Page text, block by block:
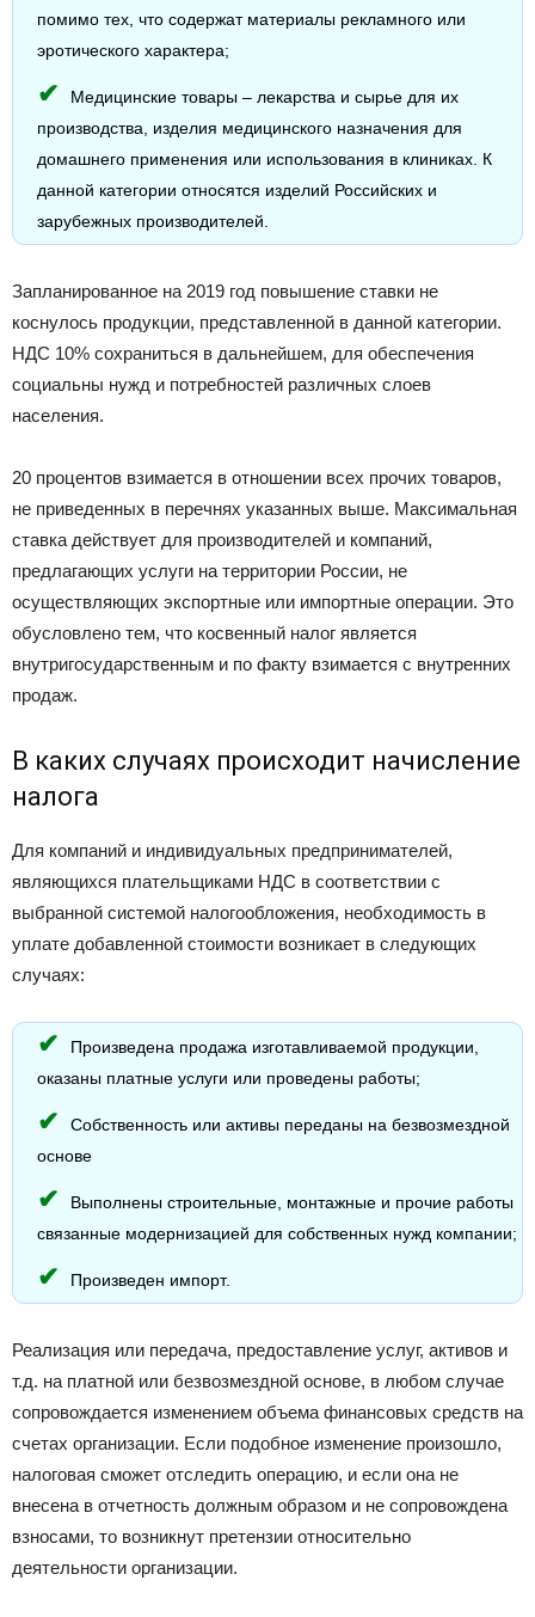
помимо тех, что содержат материалы рекламного или
эротического характера;
Медицинские товары – лекарства и сырье для их
производства, изделия медицинского назначения для
домашнего применения или использования в клиниках. К
данной категории относятся изделий Российских и
зарубежных производителей.
Запланированное на 2019 год повышение ставки не
коснулось продукции, представленной в данной категории.
НДС 10% сохраниться в дальнейшем, для обеспечения
социальны нужд и потребностей различных слоев
населения.
20 процентов взимается в отношении всех прочих товаров,
не приведенных в перечнях указанных выше. Максимальная
ставка действует для производителей и компаний,
предлагающих услуги на территории России, не
осуществляющих экспортные или импортные операции. Это
обусловлено тем, что косвенный налог является
внутригосударственным и по факту взимается с внутренних
продаж.
В каких случаях происходит начисление
налога
Для компаний и индивидуальных предпринимателей,
являющихся плательщиками НДС в соответствии с
выбранной системой налогообложения, необходимость в
уплате добавленной стоимости возникает в следующих
случаях:
Произведена продажа изготавливаемой продукции,
оказаны платные услуги или проведены работы;
Собственность или активы переданы на безвозмездной
основе
Выполнены строительные, монтажные и прочие работы
связанные модернизацией для собственных нужд компании;
Произведен импорт.
Реализация или передача, предоставление услуг, активов и
т.д. на платной или безвозмездной основе, в любом случае
сопровождается изменением объема финансовых средств на
счетах организации. Если подобное изменение произошло,
налоговая сможет отследить операцию, и если она не
внесена в отчетность должным образом и не сопровождена
взносами, то возникнут претензии относительно
деятельности организации.